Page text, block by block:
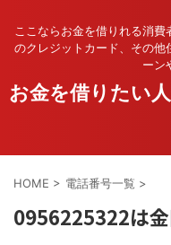
ここならお金を借りれる消
のクレジットカード、その他
ーン
お金を借りたい
HOME > 電話番号一覧 >
0956225322は